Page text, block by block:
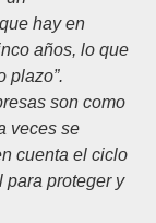
hay en
años, lo que
plazo”.
son como
veces se
cuenta el ciclo
para proteger y